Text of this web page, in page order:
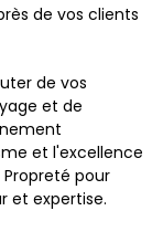
de vos clients
de vos
et de
et l'excellence
pour
et expertise.